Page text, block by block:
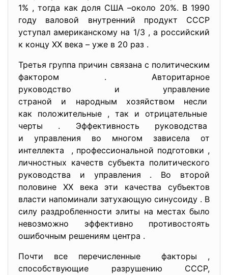
1% , тогда как доля США –около 20%. В 1990
году валовой внутренний продукт СССР
уступал американскому на 1/3 , а российский
к концу ХХ века – уже в 20 раз .
Третья группа причин связана с политическим
фактором . Авторитарное
руководство и управление
страной и народным хозяйством несли
как положительные , так и отрицательные
черты . Эффективность руководства
и управления во многом зависела от
интеллекта , профессиональной подготовки ,
личностных качеств субъекта политического
руководства и управления . Во второй
половине ХХ века эти качества субъектов
власти напоминали затухающую синусоиду . В
силу раздробленности элиты на местах было
невозможно эффективно противостоять
ошибочным решениям центра .
Почти все перечисленные факторы ,
способствующие разрушению СССР,